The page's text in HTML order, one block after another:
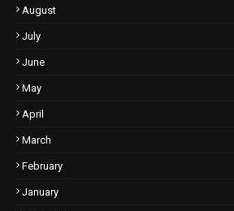
August
July
June
May
April
March
February
January